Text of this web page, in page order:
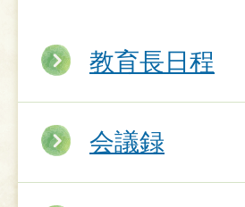
教育長日程
会議録